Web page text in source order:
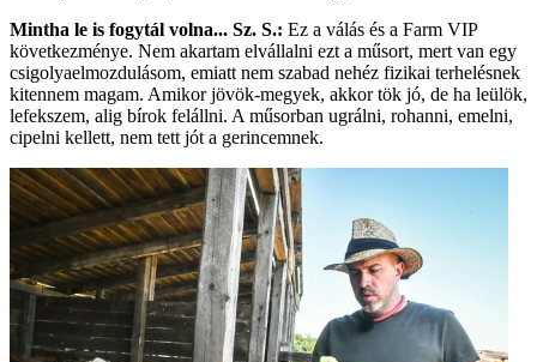
Mintha le is fogytál volna... Sz. S.: Ez a válás és a Farm VIP
következménye. Nem akartam elvállalni ezt a műsort, mert van egy
csigolyaelmozdulásom, emiatt nem szabad nehéz fizikai terhelésnek
kitennem magam. Amikor jövök-megyek, akkor tök jó, de ha leülök,
lefekszem, alig bírok felállni. A műsorban ugrálni, rohanni, emelni,
cipelni kellett, nem tett jót a gerincemnek.